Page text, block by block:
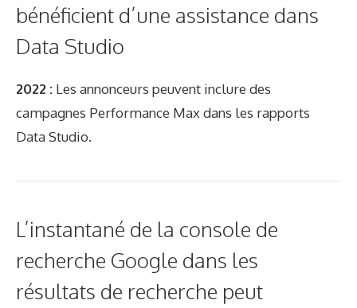
bénéficient d’une assistance dans
Data Studio
2022 : Les annonceurs peuvent inclure des
campagnes Performance Max dans les rapports
Data Studio.
L’instantané de la console de
recherche Google dans les
résultats de recherche peut